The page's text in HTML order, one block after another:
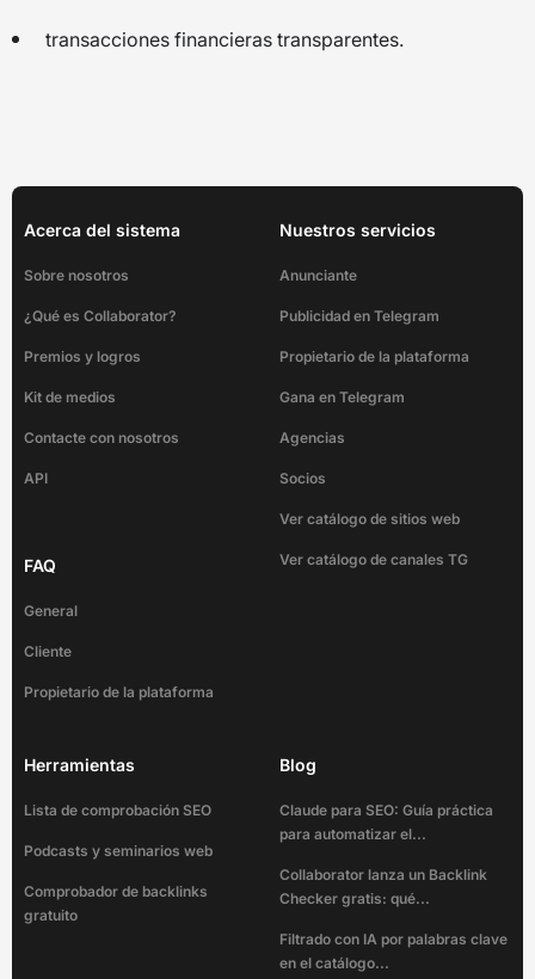
transacciones financieras transparentes.
Acerca del sistema
Sobre nosotros
¿Qué es Collaborator?
Premios y logros
Kit de medios
Contacte con nosotros
API
FAQ
General
Cliente
Propietario de la plataforma
Nuestros servicios
Anunciante
Publicidad en Telegram
Propietario de la plataforma
Gana en Telegram
Agencias
Socios
Ver catálogo de sitios web
Ver catálogo de canales TG
Herramientas
Lista de comprobación SEO
Podcasts y seminarios web
Comprobador de backlinks
gratuito
Blog
Claude para SEO: Guía práctica
para automatizar el...
Collaborator lanza un Backlink
Checker gratis: qué...
Filtrado con IA por palabras clave
en el catálogo...